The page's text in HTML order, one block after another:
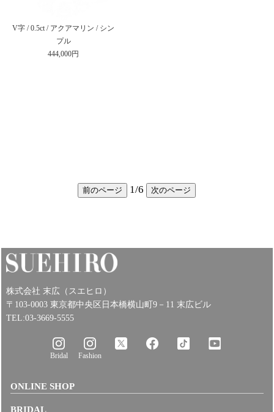
V字 / 0.5ct / アクアマリン / シン
プル
444,000円
前のページ 1/6 次のページ
株式会社 末広（スエヒロ）
〒103-0003 東京都中央区日本橋横山町9－11 末広ビル
TEL:03-3669-5555
Bridal Fashion
ONLINE SHOP
BRIDAL